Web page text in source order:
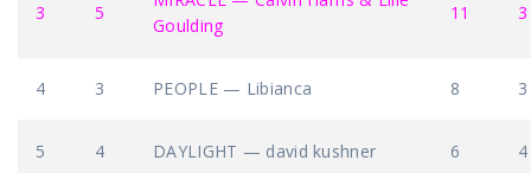
3 5
Goulding
11 3
4 3 PEOPLE — Libianca 8 3
5 4 DAYLIGHT — david kushner 6 4